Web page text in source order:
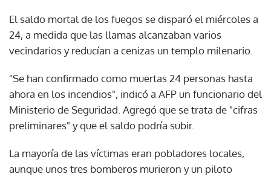
El saldo mortal de los fuegos se disparó el miércoles a
24, a medida que las llamas alcanzaban varios
vecindarios y reducían a cenizas un templo milenario.
"Se han confirmado como muertas 24 personas hasta
ahora en los incendios", indicó a AFP un funcionario del
Ministerio de Seguridad. Agregó que se trata de "cifras
preliminares" y que el saldo podría subir.
La mayoría de las víctimas eran pobladores locales,
aunque unos tres bomberos murieron y un piloto